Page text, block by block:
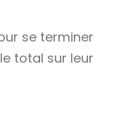
se terminer
total sur leur